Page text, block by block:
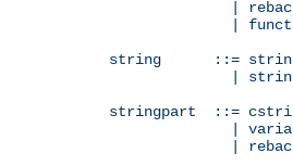
|
string      ::=
|
stringpart  ::=
|